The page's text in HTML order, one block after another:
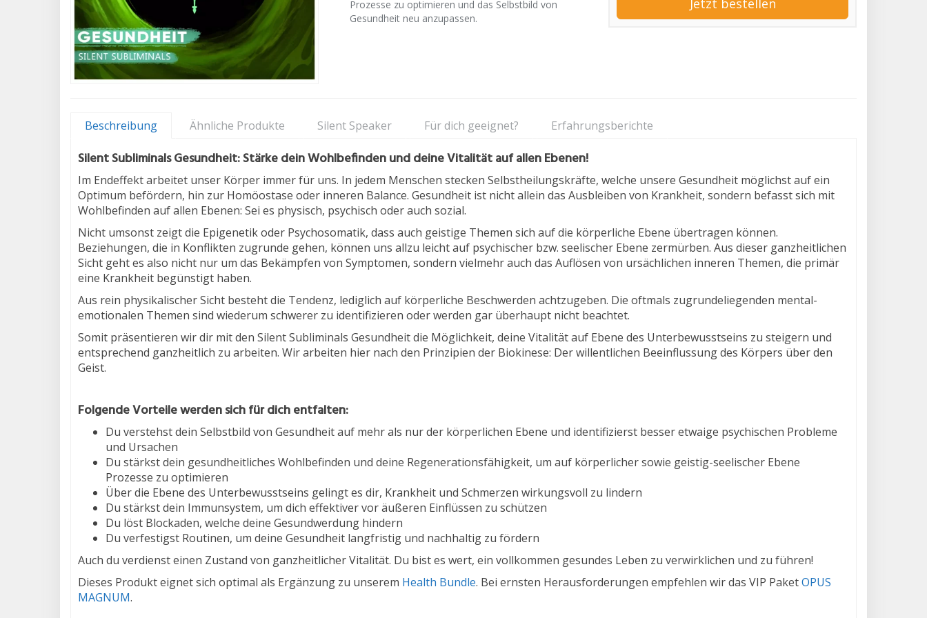
Jetzt bestellen
Prozesse zu optimieren und das Selbstbild von
Gesundheit neu anzupassen.
Beschreibung Ähnliche Produkte Silent Speaker Für dich geeignet? Erfahrungsberichte
Silent Subliminals Gesundheit:Stärke dein Wohlbefinden und deine Vitalität auf allen Ebenen!
Im Endeffekt arbeitet unser Körper immer für uns. In jedem Menschen stecken Selbstheilungskräfte, welche unsere Gesundheit möglichst auf ein
Optimum befördern, hin zur Homöostase oder inneren Balance. Gesundheit ist nicht allein das Ausbleiben von Krankheit, sondern befasst sich mit
Wohlbefinden auf allen Ebenen: Sei es physisch, psychisch oder auch sozial.
Nicht umsonst zeigt die Epigenetik oder Psychosomatik, dass auch geistige Themen sich auf die körperliche Ebene übertragen können.
Beziehungen, die in Konflikten zugrunde gehen, können uns allzu leicht auf psychischer bzw. seelischer Ebene zermürben. Aus dieser ganzheitlichen
Sicht geht es also nicht nur um das Bekämpfen von Symptomen, sondern vielmehr auch das Auflösen von ursächlichen inneren Themen, die primär
eine Krankheit begünstigt haben.
Aus rein physikalischer Sicht besteht die Tendenz, lediglich auf körperliche Beschwerden achtzugeben. Die oftmals zugrundeliegenden mental-
emotionalen Themen sind wiederum schwerer zu identifizieren oder werden gar überhaupt nicht beachtet.
Somit präsentieren wir dir mit den Silent Subliminals Gesundheit die Möglichkeit, deine Vitalität auf Ebene des Unterbewusstseins zu steigern und
entsprechend ganzheitlich zu arbeiten. Wir arbeiten hier nach den Prinzipien der Biokinese: Der willentlichen Beeinflussung des Körpers über den
Geist.
Folgende Vorteile werden sich für dich entfalten:
Du verstehst dein Selbstbild von Gesundheit auf mehr als nur der körperlichen Ebene und identifizierst besser etwaige psychischen Probleme
und Ursachen
Du stärkst dein gesundheitliches Wohlbefinden und deine Regenerationsfähigkeit, um auf körperlicher sowie geistig-seelischer Ebene
Prozesse zu optimieren
Über die Ebene des Unterbewusstseins gelingt es dir, Krankheit und Schmerzen wirkungsvoll zu lindern
Du stärkst dein Immunsystem, um dich effektiver vor äußeren Einflüssen zu schützen
Du löst Blockaden, welche deine Gesundwerdung hindern
Du verfestigst Routinen, um deine Gesundheit langfristig und nachhaltig zu fördern
Auch du verdienst einen Zustand von ganzheitlicher Vitalität. Du bist es wert, ein vollkommen gesundes Leben zu verwirklichen und zu führen!
Dieses Produkt eignet sich optimal als Ergänzung zu unserem Health Bundle. Bei ernsten Herausforderungen empfehlen wir das VIP PaketOPUS
MAGNUM.